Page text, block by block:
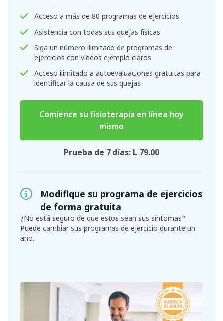
Acceso a más de 80 programas de ejercicios
Asistencia con todas sus quejas físicas
Siga un número ilimitado de programas de
ejercicios con vídeos ejemplo claros
Acceso ilimitado a autoevaluaciones gratuitas para
identificar la causa de sus quejas
Comience su fisioterapia en línea hoy
mismo
Prueba de 7 días: L 79.00
Modifique su programa de ejercicios
de forma gratuita
¿No está seguro de que estos sean sus síntomas?
Puede cambiar sus programas de ejercicio durante un
año.